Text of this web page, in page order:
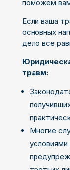
поможем
Если ваша
основных
дело все
травм:
Многие
условиями